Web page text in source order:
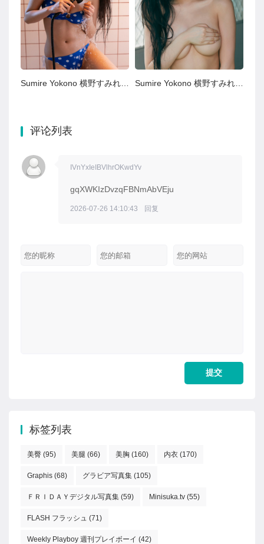
评论列表
IVnYxIeIBVlhrOKwdYv
gqXWKIzDvzqFBNmAbVEju
2026-07-26 14:10:43 回复
标签列表
美臀 (95) 美腿 (66) 美胸 (160) 内衣 (170)
Graphis (68) グラビア写真集 (105)
ＦＲＩＤＡＹデジタル写真集 (59) Minisuka.tv (55)
FLASH フラッシュ (71)
Weekly Playboy 週刊プレイボーイ (42)